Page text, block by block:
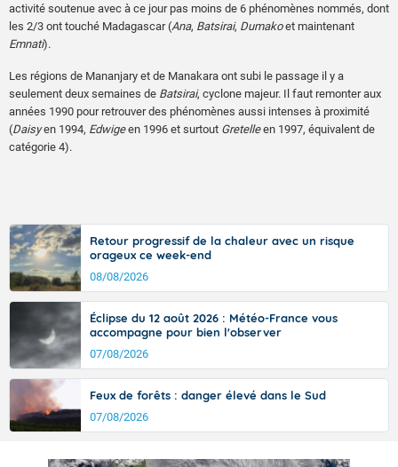
activité soutenue avec à ce jour pas moins de 6 phénomènes nommés, dont
les 2/3 ont touché Madagascar (Ana, Batsirai, Dumakoet maintenant
Emnati).
Les régions de Mananjary et de Manakara ont subi le passage il y a
seulement deux semaines de Batsirai, cyclone majeur. Il faut remonter aux
années 1990 pour retrouver des phénomènes aussi intenses à proximité
(Daisyen 1994, Edwigeen 1996 et surtout Gretelleen 1997, équivalent de
catégorie 4).
Retour progressif de la chaleur avec un risque
orageux ce week-end
08/08/2026
Éclipse du 12 août 2026 : Météo-France vous
accompagne pour bien l'observer
07/08/2026
Feux de forêts : danger élevé dans le Sud
07/08/2026